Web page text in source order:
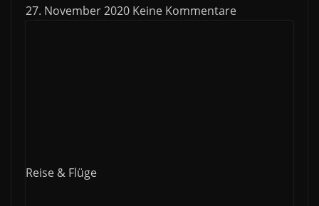
27. November 2020 Keine Kommentare
Reise & Flüge